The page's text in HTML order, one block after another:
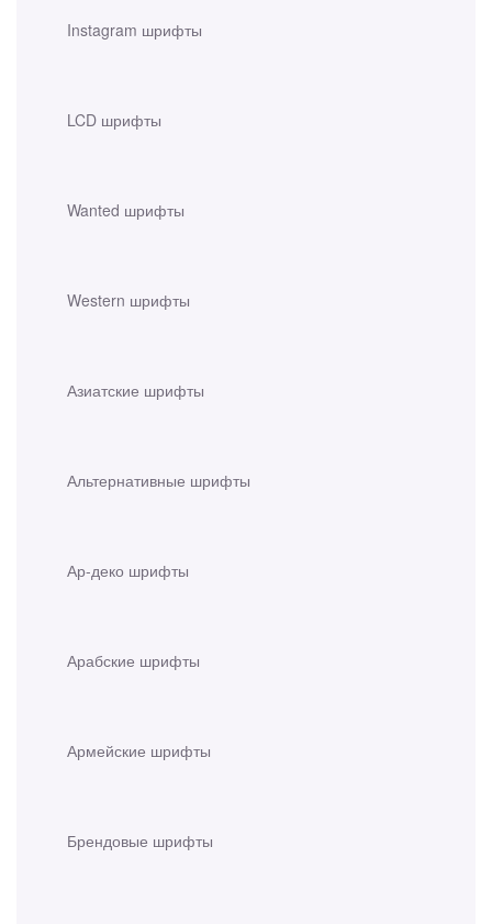
Instagram шрифты
LCD шрифты
Wanted шрифты
Western шрифты
Азиатские шрифты
Альтернативные шрифты
Ар-деко шрифты
Арабские шрифты
Армейские шрифты
Брендовые шрифты